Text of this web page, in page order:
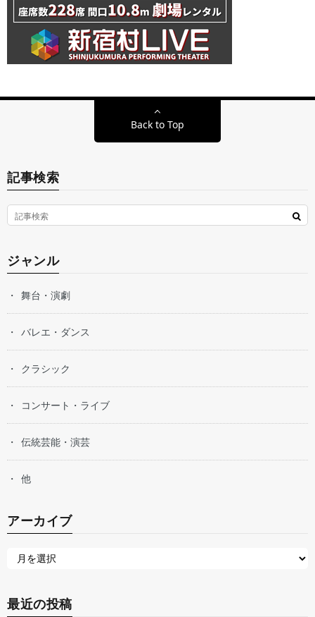
Back to Top
記事検索
ジャンル
舞台・演劇
バレエ・ダンス
クラシック
コンサート・ライブ
伝統芸能・演芸
他
アーカイブ
最近の投稿